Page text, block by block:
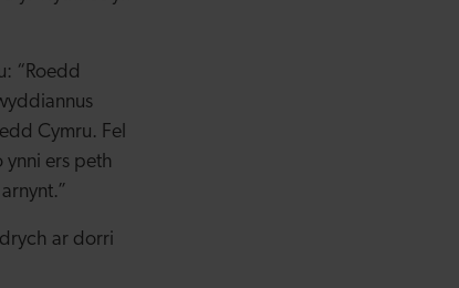
“Roedd
Cymru. Fel
ers peth
ar dorri